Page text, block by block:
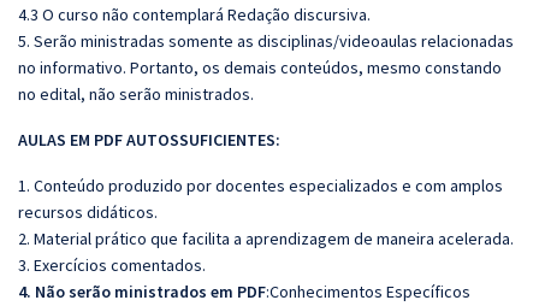
4.3 O curso não contemplará Redação discursiva.
5. Serão ministradas somente as disciplinas/videoaulas relacionadas
no informativo. Portanto, os demais conteúdos, mesmo constando
no edital, não serão ministrados.
AULAS EM PDF AUTOSSUFICIENTES:
1. Conteúdo produzido por docentes especializados e com amplos
recursos didáticos.
2. Material prático que facilita a aprendizagem de maneira acelerada.
3. Exercícios comentados.
4. Não serão ministrados em PDF:Conhecimentos Específicos